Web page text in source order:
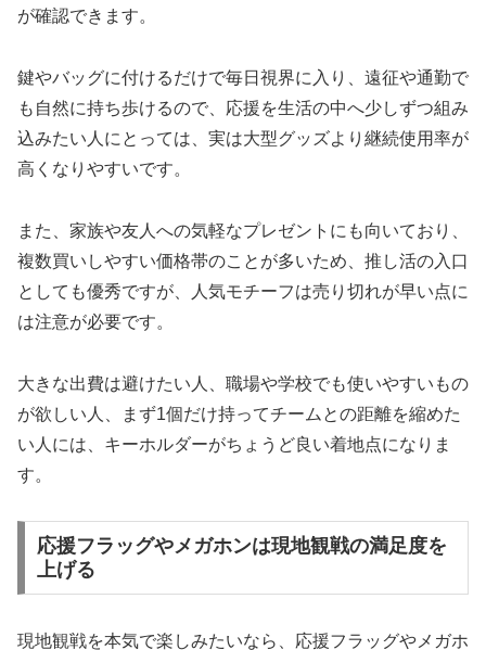
が確認できます。
鍵やバッグに付けるだけで毎日視界に入り、遠征や通勤で
も自然に持ち歩けるので、応援を生活の中へ少しずつ組み
込みたい人にとっては、実は大型グッズより継続使用率が
高くなりやすいです。
また、家族や友人への気軽なプレゼントにも向いており、
複数買いしやすい価格帯のことが多いため、推し活の入口
としても優秀ですが、人気モチーフは売り切れが早い点に
は注意が必要です。
大きな出費は避けたい人、職場や学校でも使いやすいもの
が欲しい人、まず1個だけ持ってチームとの距離を縮めた
い人には、キーホルダーがちょうど良い着地点になりま
す。
応援フラッグやメガホンは現地観戦の満足度を
上げる
現地観戦を本気で楽しみたいなら、応援フラッグやメガホ